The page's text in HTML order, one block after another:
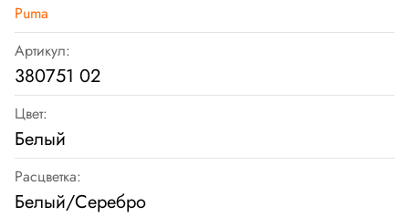
Puma
Артикул:
380751 02
Цвет:
Белый
Расцветка:
Белый/Серебро